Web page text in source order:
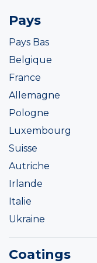
Pays
Pays Bas
Belgique
France
Allemagne
Pologne
Luxembourg
Suisse
Autriche
Irlande
Italie
Ukraine
Coatings